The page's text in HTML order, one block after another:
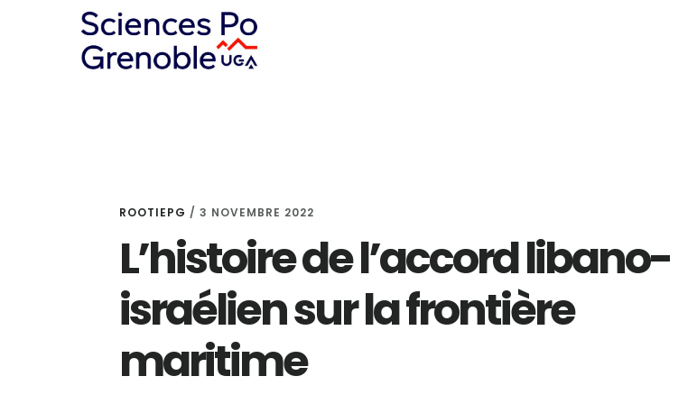
ROOTIEPG / 3 NOVEMBRE 2022
L’histoire de l’accord libano-
israélien sur la frontière
maritime